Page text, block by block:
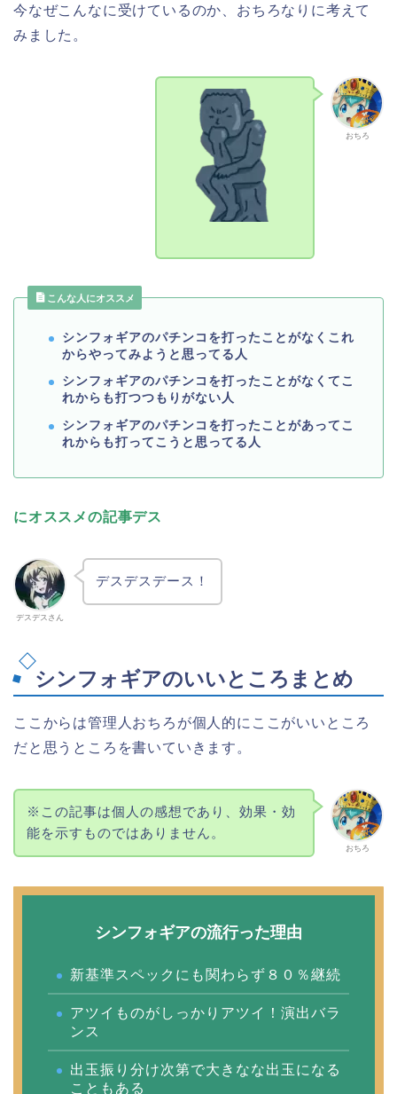
今なぜこんなに受けているのか、おちろなりに考えて
みました。
おちろ
こんな人にオススメ
シンフォギアのパチンコを打ったことがなくこれ
からやってみようと思ってる人
シンフォギアのパチンコを打ったことがなくてこ
れからも打つつもりがない人
シンフォギアのパチンコを打ったことがあってこ
れからも打ってこうと思ってる人
にオススメの記事デス
デスデスさん
デスデスデース！
シンフォギアのいいところまとめ
ここからは管理人おちろが個人的にここがいいところ
だと思うところを書いていきます。
おちろ
※この記事は個人の感想であり、効果・効
能を示すものではありません。
シンフォギアの流行った理由
新基準スペックにも関わらず８０％継続
アツイものがしっかりアツイ！演出バラ
ンス
出玉振り分け次第で大きなな出玉になる
こともある